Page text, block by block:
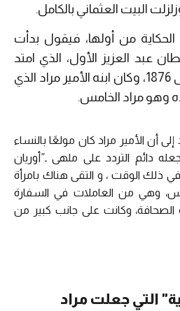
البيت العثماني بالكامل.
الحكاية من أولها، فيقول بدأت
عبد العزيز الأول، الذي امتد
حكمه من سنة 1830 حتى 1876، وكان ابنه الأمير مراد الذي
وهو مراد الخامس.
أن الأمير مراد كان مولعًا بالنساء
دائم التردد على ملهى ـ”أوريان
في ذلك الوقت ، و التقى هناك بامرأة
وهي من العاملات في السفارة
الصحافة، وكانت على جانب كبير من
التي جعلت مراد